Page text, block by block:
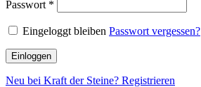
Passwort *
Eingeloggt bleiben Passwort vergessen?
Einloggen
Neu bei Kraft der Steine? Registrieren